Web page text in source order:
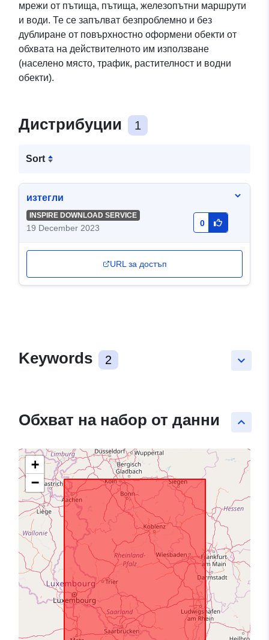
мрежи от пътища, пътища, железопътни маршрути
и води. Те се запълват безпроблемно и без
дублиране от повърхностно оформени обекти от
обхвата на действителното им използване
(населено място, трафик, растителност и водни
обекти).
Дистрибуции 1
Sort
изтегли
INSPIRE DOWNLOAD SERVICE
19 December 2023 0
URL за достъп
keyboard_arrow_down
Keywords 2
keyboard_arrow_up
Обхват на набор от данни
+
−